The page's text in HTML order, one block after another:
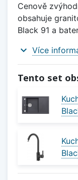
Cenově
obsahuje
Black 91 a
expand_more Více
Tento set